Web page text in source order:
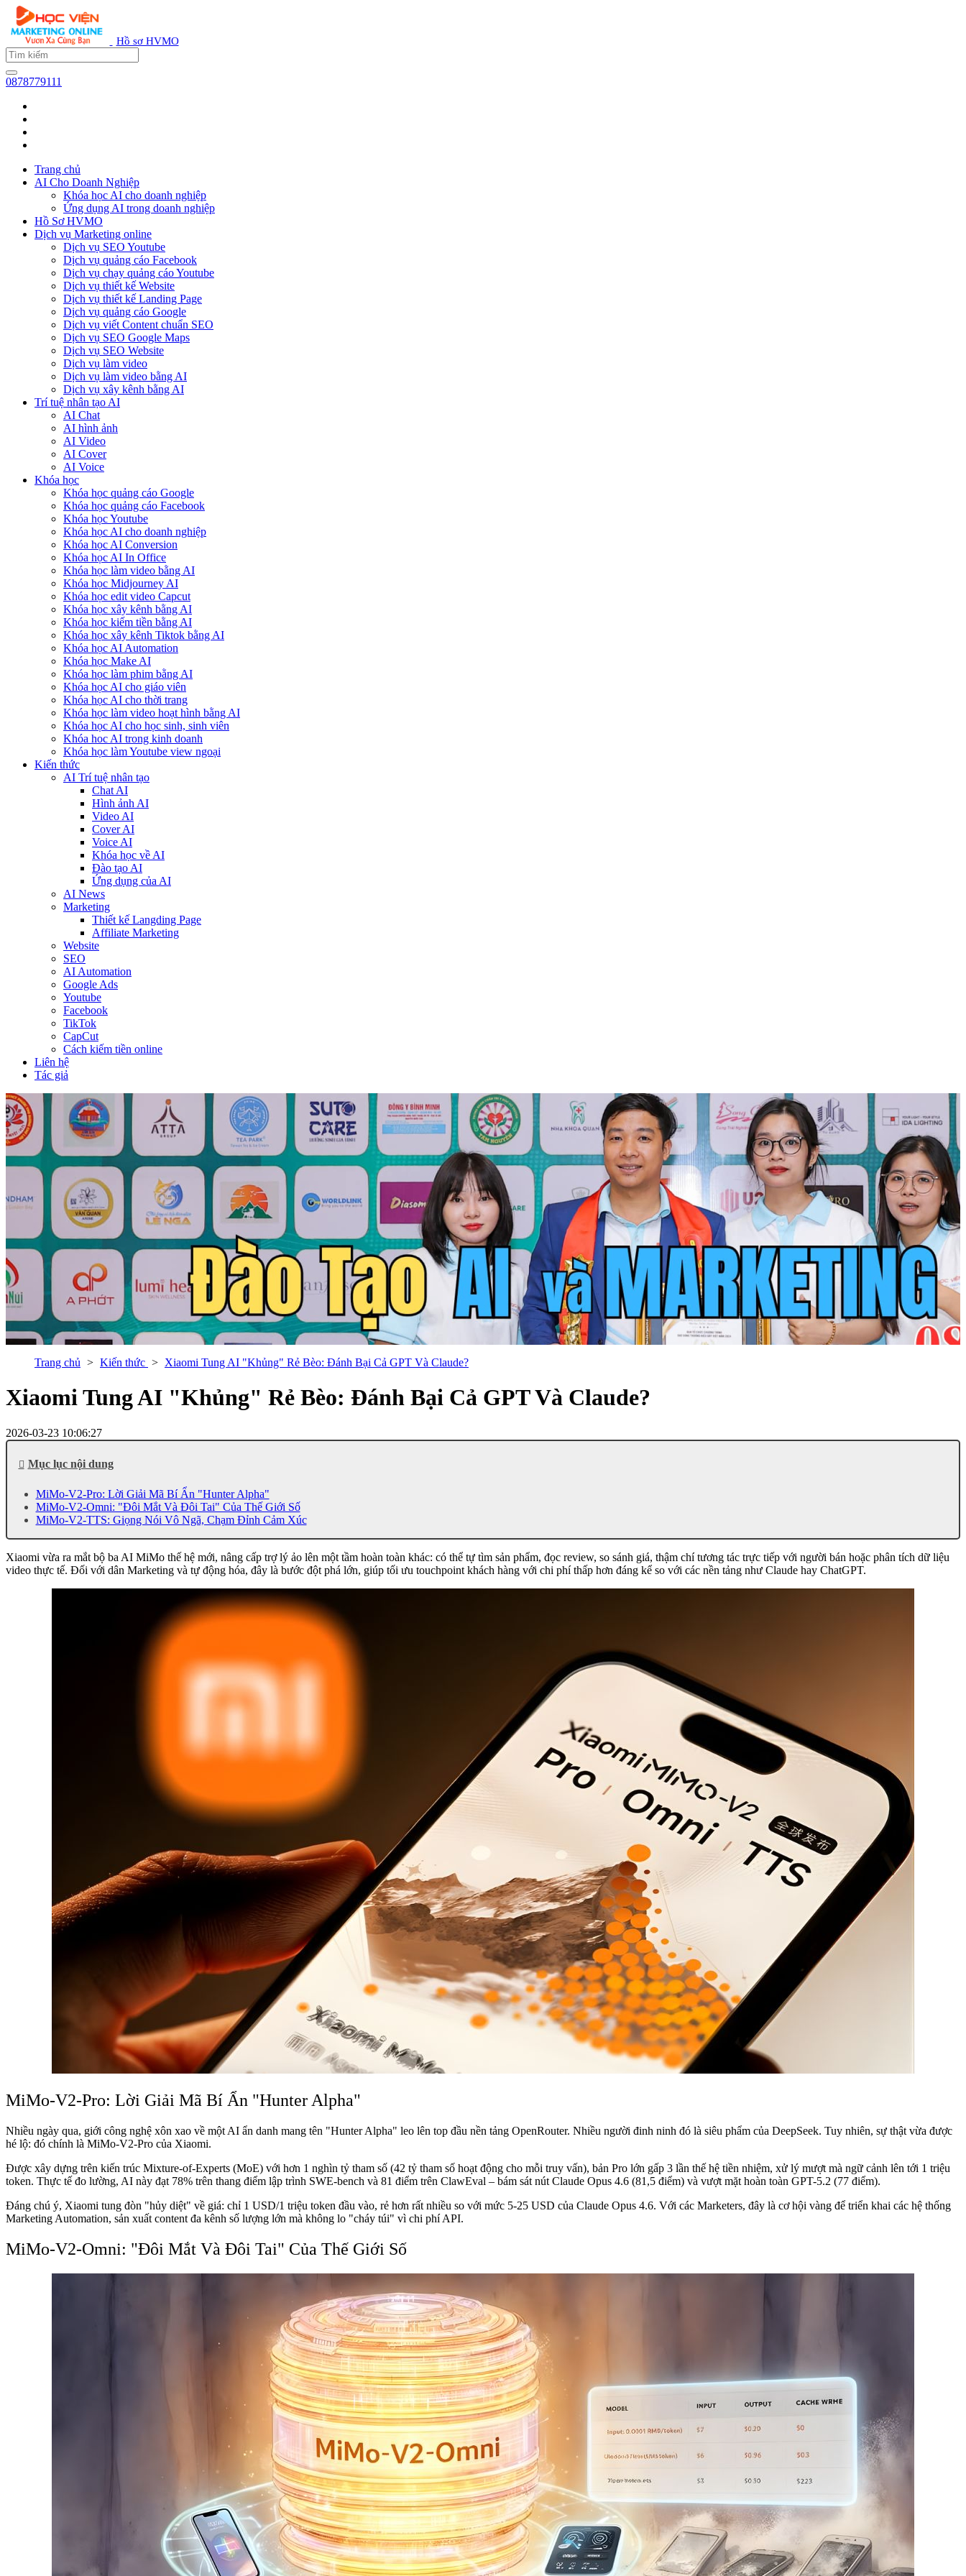
Hồ sơ HVMO
0878779111
Trang chủ
AI Cho Doanh Nghiệp
Khóa học AI cho doanh nghiệp
Ứng dụng AI trong doanh nghiệp
Hồ Sơ HVMO
Dịch vụ Marketing online
Dịch vụ SEO Youtube
Dịch vụ quảng cáo Facebook
Dịch vụ chạy quảng cáo Youtube
Dịch vụ thiết kế Website
Dịch vụ thiết kế Landing Page
Dịch vụ quảng cáo Google
Dịch vụ viết Content chuẩn SEO
Dịch vụ SEO Google Maps
Dịch vụ SEO Website
Dịch vụ làm video
Dịch vụ làm video bằng AI
Dịch vụ xây kênh bằng AI
Trí tuệ nhân tạo AI
AI Chat
AI hình ảnh
AI Video
AI Cover
AI Voice
Khóa học
Khóa học quảng cáo Google
Khóa học quảng cáo Facebook
Khóa học Youtube
Khóa học AI cho doanh nghiệp
Khóa học AI Conversion
Khóa học AI In Office
Khóa học làm video bằng AI
Khóa học Midjourney AI
Khóa học edit video Capcut
Khóa học xây kênh bằng AI
Khóa học kiếm tiền bằng AI
Khóa học xây kênh Tiktok bằng AI
Khóa học AI Automation
Khóa học Make AI
Khóa học làm phim bằng AI
Khóa học AI cho giáo viên
Khóa học AI cho thời trang
Khóa học làm video hoạt hình bằng AI
Khóa học AI cho học sinh, sinh viên
Khóa hoc AI trong kinh doanh
Khóa học làm Youtube view ngoại
Kiến thức
AI Trí tuệ nhân tạo
Chat AI
Hình ảnh AI
Video AI
Cover AI
Voice AI
Khóa học về AI
Đào tạo AI
Ứng dụng của AI
AI News
Marketing
Thiết kế Langding Page
Affiliate Marketing
Website
SEO
AI Automation
Google Ads
Youtube
Facebook
TikTok
CapCut
Cách kiếm tiền online
Liên hệ
Tác giả
Trang chủ Kiến thức Xiaomi Tung AI "Khủng" Rẻ Bèo: Đánh Bại Cả GPT Và Claude?
Xiaomi Tung AI "Khủng" Rẻ Bèo: Đánh Bại Cả GPT Và Claude?
2026-03-23 10:06:27
Mục lục nội dung
MiMo-V2-Pro: Lời Giải Mã Bí Ẩn "Hunter Alpha"
MiMo-V2-Omni: "Đôi Mắt Và Đôi Tai" Của Thế Giới Số
MiMo-V2-TTS: Giọng Nói Vô Ngã, Chạm Đỉnh Cảm Xúc
Xiaomi vừa ra mắt bộ ba AI MiMo thế hệ mới, nâng cấp trợ lý ảo lên một tầm hoàn toàn khác: có thể tự tìm sản phẩm, đọc review, so sánh giá, thậm chí tương tác trực tiếp với người bán hoặc phân tích dữ liệu
video thực tế. Đối với dân Marketing và tự động hóa, đây là bước đột phá lớn, giúp tối ưu touchpoint khách hàng với chi phí thấp hơn đáng kể so với các nền tảng như Claude hay ChatGPT.
MiMo-V2-Pro: Lời Giải Mã Bí Ẩn "Hunter Alpha"
Nhiều ngày qua, giới công nghệ xôn xao về một AI ẩn danh mang tên "Hunter Alpha" leo lên top đầu nền tảng OpenRouter. Nhiều người đinh ninh đó là siêu phẩm của DeepSeek. Tuy nhiên, sự thật vừa được
hé lộ: đó chính là MiMo-V2-Pro của Xiaomi.
Được xây dựng trên kiến trúc Mixture-of-Experts (MoE) với hơn 1 nghìn tỷ tham số (42 tỷ tham số hoạt động cho mỗi truy vấn), bản Pro lớn gấp 3 lần thế hệ tiền nhiệm, xử lý mượt mà ngữ cảnh lên tới 1 triệu
token. Thực tế đo lường, AI này đạt 78% trên thang điểm lập trình SWE-bench và 81 điểm trên ClawEval – bám sát nút Claude Opus 4.6 (81,5 điểm) và vượt mặt hoàn toàn GPT-5.2 (77 điểm).
Đáng chú ý, Xiaomi tung đòn "hủy diệt" về giá: chỉ 1 USD/1 triệu token đầu vào, rẻ hơn rất nhiều so với mức 5-25 USD của Claude Opus 4.6. Với các Marketers, đây là cơ hội vàng để triển khai các hệ thống
Marketing Automation, sản xuất content đa kênh số lượng lớn mà không lo "cháy túi" vì chi phí API.
MiMo-V2-Omni: "Đôi Mắt Và Đôi Tai" Của Thế Giới Số